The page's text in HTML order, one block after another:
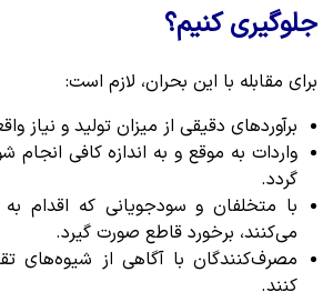
جلوگیری کنیم؟
برای مقابله با این بحران، لازم است:
برآوردهای دقیقی از میزان تولید و نیاز
واردات به موقع و به اندازه کافی انجام
گردد.
با متخلفان و سودجویانی که اقدام
می‌کنند، برخورد قاطع صورت گیرد.
مصرف‌کنندگان با آگاهی از شیوه‌های
کنند.